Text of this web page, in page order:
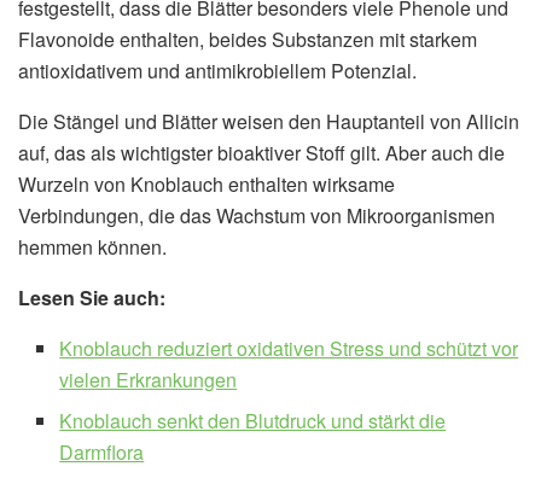
festgestellt, dass die Blätter besonders viele Phenole und
Flavonoide enthalten, beides Substanzen mit starkem
antioxidativem und antimikrobiellem Potenzial.
Die Stängel und Blätter weisen den Hauptanteil von Allicin
auf, das als wichtigster bioaktiver Stoff gilt. Aber auch die
Wurzeln von Knoblauch enthalten wirksame
Verbindungen, die das Wachstum von Mikroorganismen
hemmen können.
Lesen Sie auch:
Knoblauch reduziert oxidativen Stress und schützt vor
vielen Erkrankungen
Knoblauch senkt den Blutdruck und stärkt die
Darmflora